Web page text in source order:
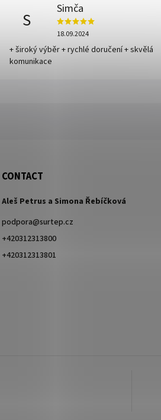
S
Simča
18.09.2024
+ široký výběr + rychlé doručení + skvělá
komunikace
CONTACT
Aleš Petrus a Simona Řebíčková
podpora@surtep.cz
+420312313800
+420312313801